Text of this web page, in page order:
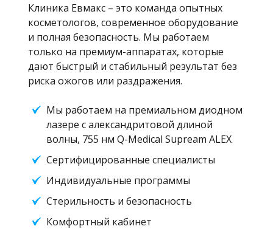
Клиника Евмакс – это команда опытных
косметологов, современное оборудование
и полная безопасность. Мы работаем
только на премиум-аппаратах, которые
дают быстрый и стабильный результат без
риска ожогов или раздражения.
Мы работаем на премиальном диодном
лазере с александритовой длиной
волны, 755 нм Q-Medical Supream ALEX
Сертифицированные специалисты
Индивидуальные программы
Стерильность и безопасность
Комфортный кабинет